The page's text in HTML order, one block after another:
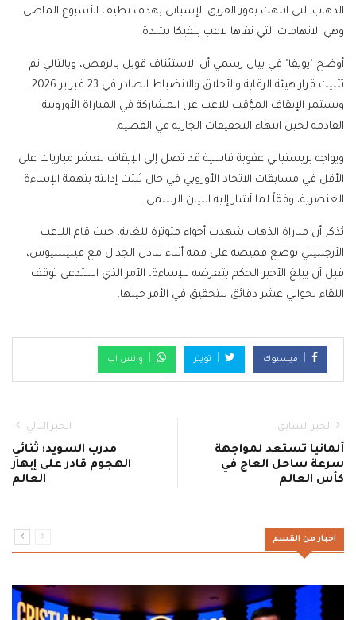
الذهاب التي انتهت بفوز الفريق الإسباني بهدف نظيف الأسبوع الماضي،
وهي الاتهامات التي نفاها لاعب بنفيكا بشدة.
أوضح "يويفا" في بيان رسمي أن الاستئناف قوبل بالرفض، وبالتالي تم
تثبيت قرار هيئة الرقابة والأخلاق والانضباط الصادر في 23 فبراير 2026.
ويستمر الإيقاف المؤقت للاعب عن المشاركة في المباراة الأوروبية
القادمة لحين انتهاء التحقيقات الجارية في القضية.
ويواجه بريستياني عقوبة قاسية قد تصل إلى الإيقاف لعشر مباريات على
الأقل في مسابقات الاتحاد الأوروبي في حال ثبتت إدانته بتهمة الإساءة
العنصرية، وفقاً لما أشار إليه البيان الرسمي.
يُذكر أن مباراة الذهاب شهدت أجواء متوترة للغاية، حيث قام اللاعب
الأرجنتيني بوضع قميصه على فمه أثناء تبادل الجدال مع فينيسيوس،
قبل أن يبلغ الأخير الحكم بتعرضه للإساءة، الأمر الذي استدعى توقف
اللقاء لحوالي عشر دقائق للتحقيق في الأمر حينها.
فيسبوك تويتر واتس اب
الخبر السابق
ألمانيا تستعد لمواجهة
سرعة ساحل العاج في
كأس العالم
الخبر التالي
مدرب السويد: ثنائي
الهجوم قادر على إبهار
العالم
اخبار من القسم